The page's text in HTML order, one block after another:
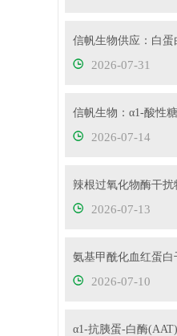
2026-07-31
2026-07-14
2026-07-13
2026-07-10